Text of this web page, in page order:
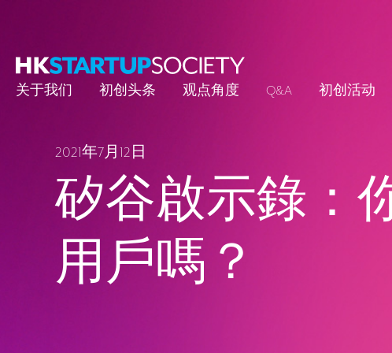
关于我们 初创头条 观点角度 Q&A 初创活动
2021年7月12日
矽谷啟示錄：
用戶嗎？